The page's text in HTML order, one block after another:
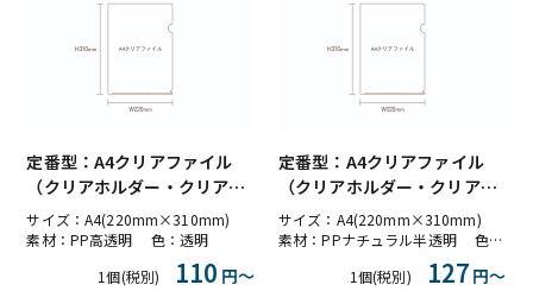
定番型：A4クリアファイル
（クリアホルダー・クリアフ
ォルダー）PP高透明
サイズ：A4(220mm×310mm)
素材：PP高透明 色：透明
1個(税別)
110円〜
定番型：A4クリアファイル
（クリアホルダー・クリアフ
ォルダー）PPナチュラル半透
明
サイズ：A4(220mm×310mm)
素材：PPナチュラル半透明 色：半透明
1個(税別)
127円〜